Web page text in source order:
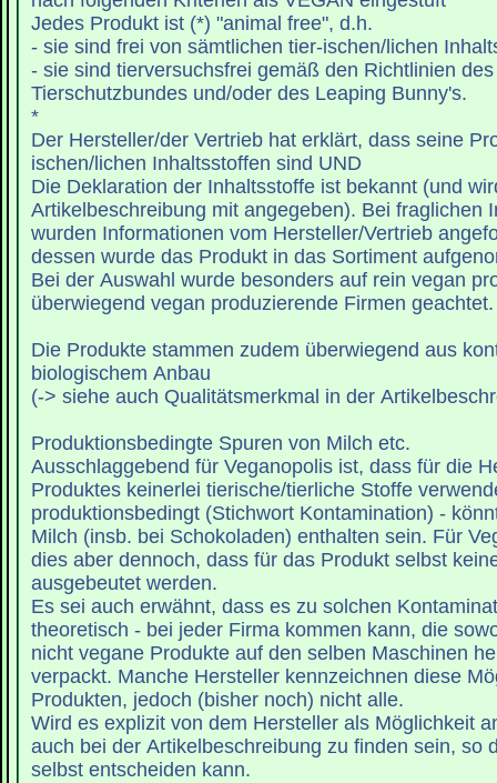
Jedes Produkt ist (*) "animal free", d.h.
- sie sind frei von sämtlichen tier-ischen/lichen
- sie sind tierversuchsfrei gemäß den Richtlinien
Tierschutzbundes und/oder des Leaping Bunny's.
*
Der Hersteller/der Vertrieb hat erklärt, dass seine
ischen/lichen Inhaltsstoffen sind UND
Die Deklaration der Inhaltsstoffe ist bekannt (und
Artikelbeschreibung mit angegeben). Bei fraglichen
wurden Informationen vom Hersteller/Vertrieb
dessen wurde das Produkt in das Sortiment
Bei der Auswahl wurde besonders auf rein vegan
überwiegend vegan produzierende Firmen geachtet.
Die Produkte stammen zudem überwiegend aus
biologischem Anbau
(-> siehe auch Qualitätsmerkmal in der
Produktionsbedingte Spuren von Milch etc.
Ausschlaggebend für Veganopolis ist, dass für die
Produktes keinerlei tierische/tierliche Stoffe
produktionsbedingt (Stichwort Kontamination) -
Milch (insb. bei Schokoladen) enthalten sein. Für
dies aber dennoch, dass für das Produkt selbst
ausgebeutet werden.
Es sei auch erwähnt, dass es zu solchen
theoretisch - bei jeder Firma kommen kann, die
nicht vegane Produkte auf den selben Maschinen
verpackt. Manche Hersteller kennzeichnen diese
Produkten, jedoch (bisher noch) nicht alle.
Wird es explizit von dem Hersteller als Möglichkeit
auch bei der Artikelbeschreibung zu finden sein, so
selbst entscheiden kann.